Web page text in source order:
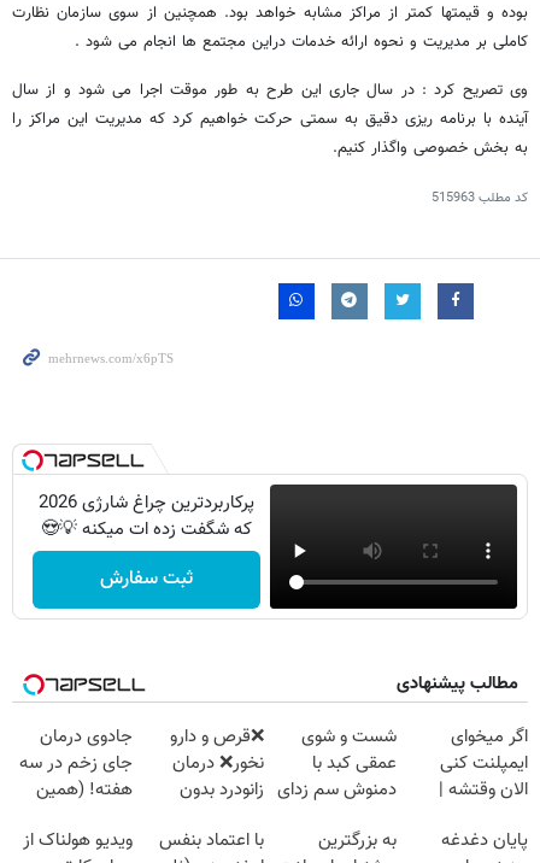
بوده و قیمتها کمتر از مراکز مشابه خواهد بود. همچنین از سوی سازمان نظارت
کاملی بر مدیریت و نحوه ارائه خدمات دراین مجتمع ها انجام می شود .
وی تصریح کرد : در سال جاری این طرح به طور موقت اجرا می شود و از سال
آینده با برنامه ریزی دقیق به سمتی حرکت خواهیم کرد که مدیریت این مراکز را
به بخش خصوصی واگذار کنیم.
کد مطلب515963
پرکاربردترین چراغ شارژی 2026
که شگفت زده ات میکنه 💡😍
ثبت سفارش
مطالب پیشنهادی
اگر میخوای
ایمپلنت کنی
الان وقتشه |
میلیون تومان!!!
شست و شوی
عمقی کبد با
دمنوش سم زدای
❌قرص‌ و دارو
نخور❌ درمان
زانودرد بدون
جادوی درمان
جای زخم در سه
هفته! (همین
صحبت کنید)
پایان دغدغه
به بزرگترین
با اعتماد بنفس
ویدیو هولناک از